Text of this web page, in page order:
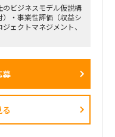
ビジネスモデル仮説構
・事業性評価（収益シ
ェクトマネジメント、
ェクトをリードする立場
SAM）の推計、および
募